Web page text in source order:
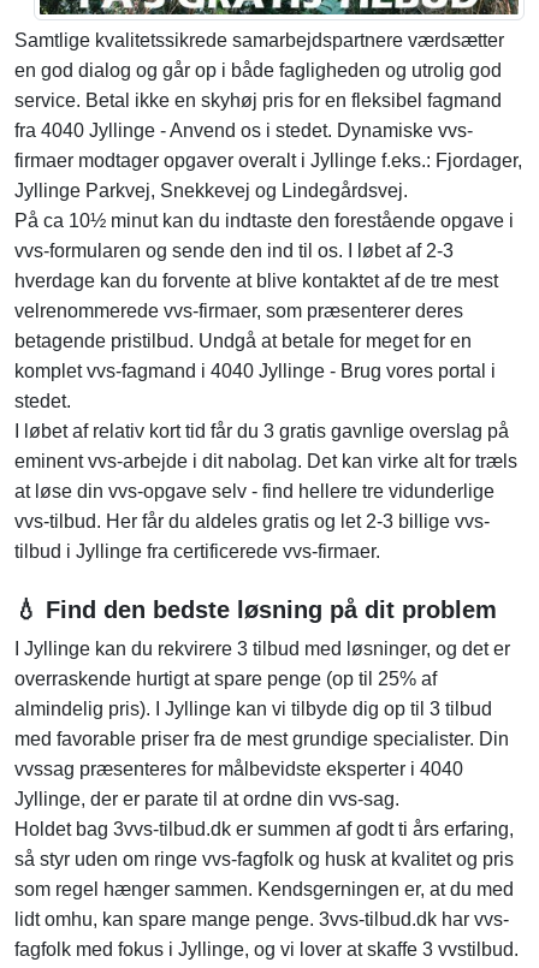
Samtlige kvalitetssikrede samarbejdspartnere værdsætter
en god dialog og går op i både fagligheden og utrolig god
service. Betal ikke en skyhøj pris for en fleksibel fagmand
fra 4040 Jyllinge - Anvend os i stedet. Dynamiske vvs-
firmaer modtager opgaver overalt i Jyllinge f.eks.: Fjordager,
Jyllinge Parkvej, Snekkevej og Lindegårdsvej.
På ca 10½ minut kan du indtaste den forestående opgave i
vvs-formularen og sende den ind til os. I løbet af 2-3
hverdage kan du forvente at blive kontaktet af de tre mest
velrenommerede vvs-firmaer, som præsenterer deres
betagende pristilbud. Undgå at betale for meget for en
komplet vvs-fagmand i 4040 Jyllinge - Brug vores portal i
stedet.
I løbet af relativ kort tid får du 3 gratis gavnlige overslag på
eminent vvs-arbejde i dit nabolag. Det kan virke alt for træls
at løse din vvs-opgave selv - find hellere tre vidunderlige
vvs-tilbud. Her får du aldeles gratis og let 2-3 billige vvs-
tilbud i Jyllinge fra certificerede vvs-firmaer.
💧 Find den bedste løsning på dit problem
I Jyllinge kan du rekvirere 3 tilbud med løsninger, og det er
overraskende hurtigt at spare penge (op til 25% af
almindelig pris). I Jyllinge kan vi tilbyde dig op til 3 tilbud
med favorable priser fra de mest grundige specialister. Din
vvssag præsenteres for målbevidste eksperter i 4040
Jyllinge, der er parate til at ordne din vvs-sag.
Holdet bag 3vvs-tilbud.dk er summen af godt ti års erfaring,
så styr uden om ringe vvs-fagfolk og husk at kvalitet og pris
som regel hænger sammen. Kendsgerningen er, at du med
lidt omhu, kan spare mange penge. 3vvs-tilbud.dk har vvs-
fagfolk med fokus i Jyllinge, og vi lover at skaffe 3 vvstilbud.